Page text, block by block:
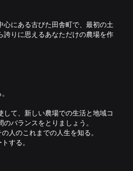
心にある古びた田舎町で、最初の土
誇りに思えるあなただけの農場を作
して、新しい農場での生活と地域コ
バランスをとりましょう。
人のこれまでの人生を知る。
する。